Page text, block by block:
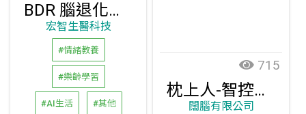
BDR 腦退化風險評估
宏智生醫科技
#情緒教養
#樂齡學習
#AI生活 #其他
715
枕上人-智控平衡枕
闊腦有限公司